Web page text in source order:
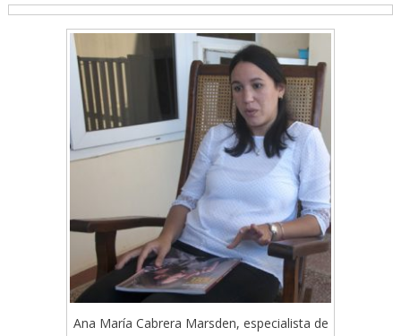
Ana María Cabrera Marsden, especialista de